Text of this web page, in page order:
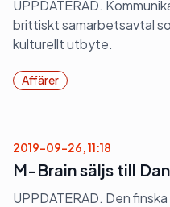
UPPDATERAD.
brittiskt samarbetsavtal
kulturellt utbyte.
Affärer
2019-09-26, 11:18
M-Brain säljs till
UPPDATERAD. Den finska